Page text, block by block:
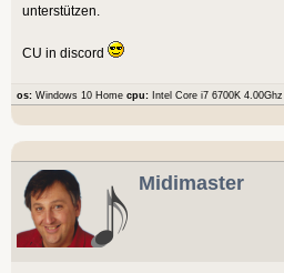
unterstützen.
CU in discord
os: Windows 10 Home cpu: Intel Core i7 6700K 4.00Ghz
Midimaster